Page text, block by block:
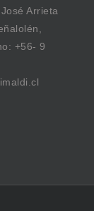
Arrieta
+56- 9